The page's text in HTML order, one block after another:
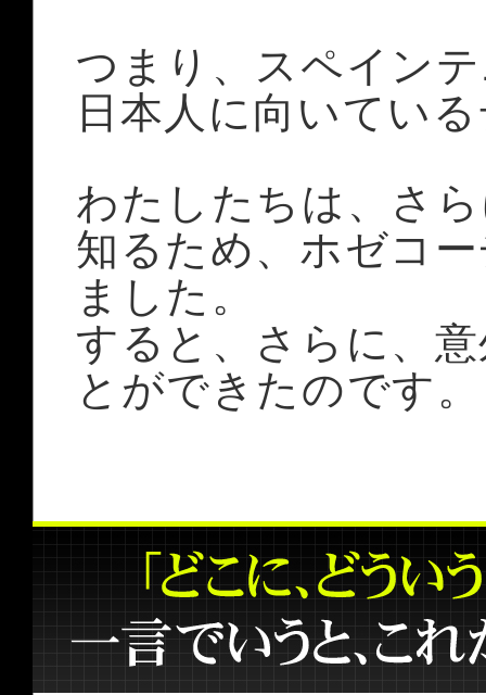
つまり、スペイン
日本人に向いてい
わたしたちは、さ
知るため、ホゼコ
ました。
すると、さらに、
とができたのです。